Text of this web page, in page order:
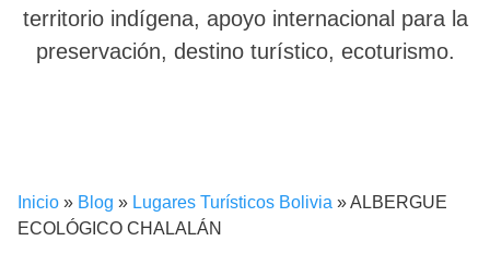
territorio indígena, apoyo internacional para la
preservación, destino turístico, ecoturismo.
Inicio » Blog » Lugares Turísticos Bolivia »ALBERGUE
ECOLÓGICO CHALALÁN